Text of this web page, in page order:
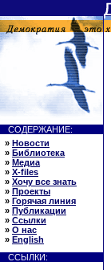
СОДЕРЖАНИЕ:
» Новости
» Библиотека
» Медиа
» X-files
» Хочу все знать
» Проекты
» Горячая линия
» Публикации
» Ссылки
» О нас
» English
ССЫЛКИ: